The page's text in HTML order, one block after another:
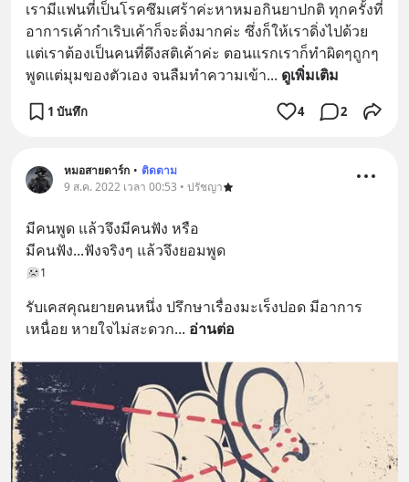
เรามีแฟนที่เป็นโรคซึมเศร้าค่ะหาหมอกินยาปกติ ทุกครั้งที่
อาการเค้ากำเริบเค้าก็จะดิ่งมากค่ะ ซึ่งก็ให้เราดิ่งไปด้วย
แต่เราต้องเป็นคนที่ดึงสติเค้าค่ะ ตอนแรกเราก็ทำผิดๆถูกๆ
พูดแต่มุมของตัวเอง จนลืมทำความเข้า... ดูเพิ่มเติม
1 บันทึก 4 2
หมอสายดาร์ก • ติดตาม
9 ส.ค. 2022 เวลา 00:53 • ปรัชญา
มีคนพูด แล้วจึงมีคนฟัง หรือ
มีคนฟัง...ฟังจริงๆ แล้วจึงยอมพูด
1
รับเคสคุณยายคนหนึ่ง ปรึกษาเรื่องมะเร็งปอด มีอาการ
เหนื่อย หายใจไม่สะดวก... อ่านต่อ